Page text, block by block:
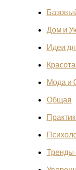
Дом и
Идеи
Мода и
Общая
Тренды